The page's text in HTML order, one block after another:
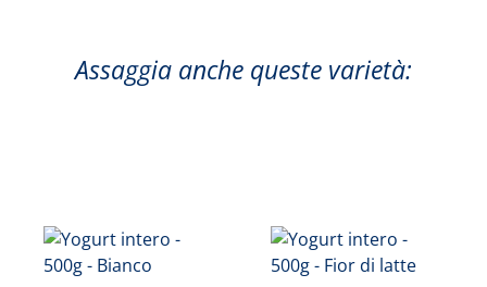
Assaggia anche queste varietà: